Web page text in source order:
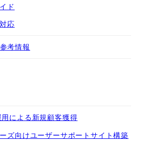
ド
応
考情報
による新規顧客獲得
ズ向けユーザーサポートサイト構築